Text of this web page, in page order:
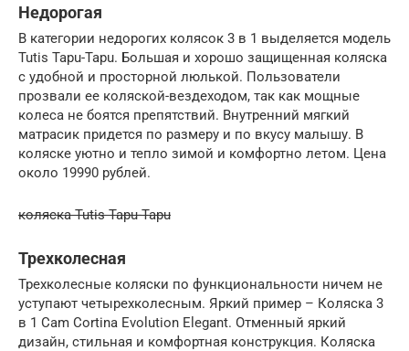
Недорогая
В категории недорогих колясок 3 в 1 выделяется модель
Tutis Tapu-Tapu. Большая и хорошо защищенная коляска
с удобной и просторной люлькой. Пользователи
прозвали ее коляской-вездеходом, так как мощные
колеса не боятся препятствий. Внутренний мягкий
матрасик придется по размеру и по вкусу малышу. В
коляске уютно и тепло зимой и комфортно летом. Цена
около 19990 рублей.
коляска Tutis Tapu-Tapu
Трехколесная
Трехколесные коляски по функциональности ничем не
уступают четырехколесным. Яркий пример – Коляска 3
в 1 Cam Сortina Evolution Elegant. Отменный яркий
дизайн, стильная и комфортная конструкция. Коляска